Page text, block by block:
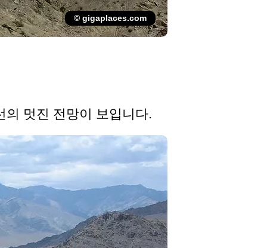
© gigaplaces.com
의 멋진 전망이 보입니다.